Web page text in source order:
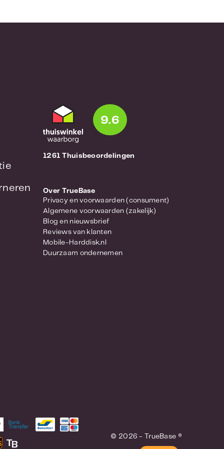
9.6
1261 Thuisbeoordelingen
Over TrueBase
Privacy en voorwaarden (consument)
Algemene voorwaarden (zakelijk)
Blog en nieuwsbrief
Reviews van klanten
Mobile-Harddisk.nl
Duurzaam ondernemen
© 2026 - TrueBase ®